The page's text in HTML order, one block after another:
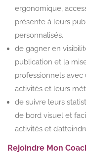
ergonomique,
présente à leurs
personnalisés.
de gagner en
publication et la
professionnels
activités et leurs
de suivre leurs
de bord visuel et
activités et
Rejoindre Mon